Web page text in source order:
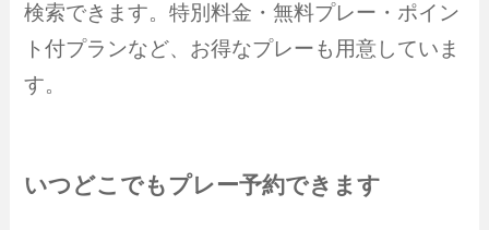
検索できます。特別料金・無料プレー・ポイン
ト付プランなど、お得なプレーも用意していま
す。
いつどこでもプレー予約できます